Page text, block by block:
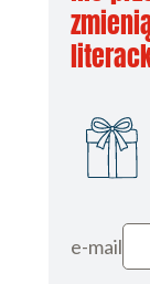
e-mail